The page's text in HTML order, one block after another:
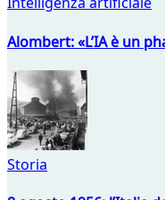
Alombert: «L’IA è un
Storia